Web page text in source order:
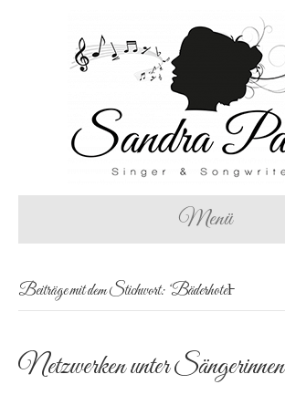
Menü
Beiträge mit dem Stichwort: ‘Bäderhotel̵
Netzwerken unter Sängerinnen